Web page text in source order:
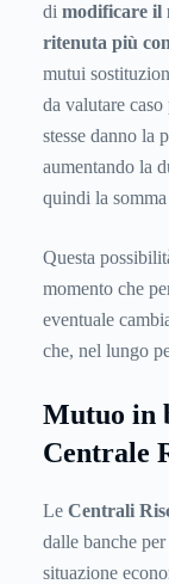
di modificare il
ritenuta più
mutui
da valutare
stesse danno la
aumentando la
quindi la
Questa
momento che
eventuale
che, nel lungo
Mutuo in
Centrale
Le Centrali
dalle banche
situazione